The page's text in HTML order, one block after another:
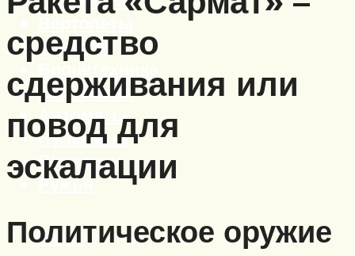
Корабли
Бронетехника
Пистолеты
Автоматы
Пулеметы
Винтовки
Ружья
Меню
средство
сдерживания или
повод для
эскалации
Политическое оружие